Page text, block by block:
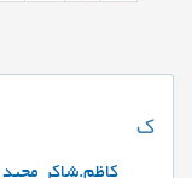
ک
کاظم.شاکر مجید[1]